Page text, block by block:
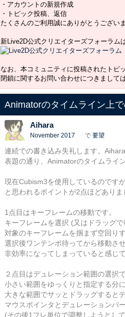
・アカウントの新規作成
・トピック投稿、返信
たくさんのご利用誠にありがとうございま
新Live2D公式クリエイターズフォーラム
なお、本コミュニティに投稿されたトピ
閉鎖に関するお問い合わせにつきまして
Animatorのタイムライン上
Aihara
November 2017 で 要望
連続での書き込み失礼します。Aihara
表題の通り、Animatorのタイムライ
現在Cubism3を使用しているのです
と思われるポイントが2点ほどありま
1点目はキーフレームの移動です。
キーフレームを選択 (又はドラッグ
対象のキーフレームを掴まず空回り
選択後ワンテンポ待ってから移動さ
非効率になってしまっていると感じて
２点目はデュレーション範囲の選択で
小さい範囲をゆっくりと指定する分
大きな範囲でサッとドラッグすると
マウスポインタとデュレーションバ
(その後1フレ単位で調整しようとし